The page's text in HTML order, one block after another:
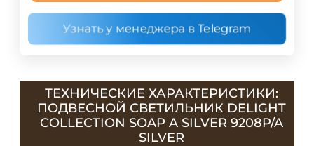
Узнать у менеджера в Telegram
ТЕХНИЧЕСКИЕ ХАРАКТЕРИСТИКИ:
ПОДВЕСНОЙ СВЕТИЛЬНИК DELIGHT
COLLECTION SOAP A SILVER 9208P/A
SILVER